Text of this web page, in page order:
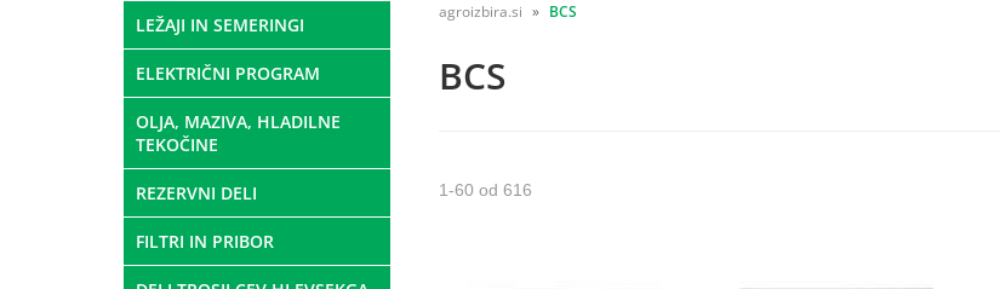
LEŽAJI IN SEMERINGI
ELEKTRIČNI PROGRAM
OLJA, MAZIVA, HLADILNE
TEKOČINE
REZERVNI DELI
FILTRI IN PRIBOR
agroizbira.si BCS
BCS
1-60 od 616